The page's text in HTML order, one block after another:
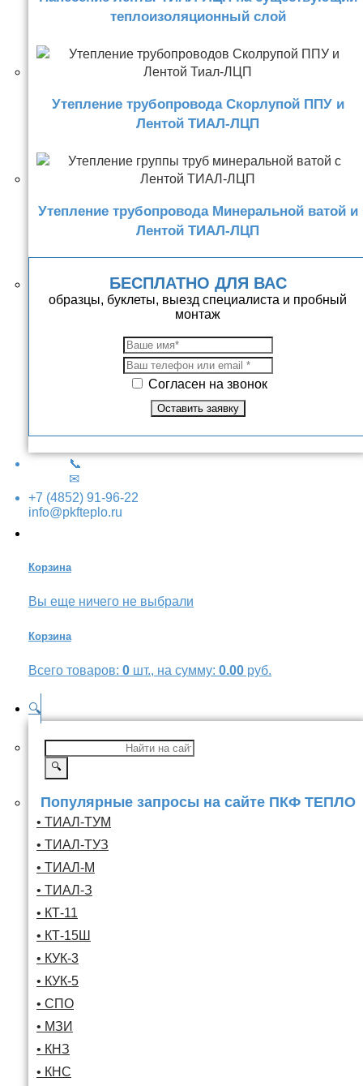
теплоизоляционный слой
Утепление трубопровода Скорлупой ППУ и
Лентой ТИАЛ-ЛЦП
Утепление трубопровода Минеральной ватой и
Лентой ТИАЛ-ЛЦП
БЕСПЛАТНО ДЛЯ ВАС
образцы, буклеты, выезд специалиста и пробный
монтаж
Согласен на звонок
📞
✉
+7 (4852) 91-96-22
info@pkfteplo.ru
Корзина
Вы еще ничего не выбрали
Корзина
Всего товаров: 0 шт., на сумму: 0.00 руб.
🔍
🔍
Популярные запросы на сайте ПКФ ТЕПЛО
• ТИАЛ-ТУМ
• ТИАЛ-ТУЗ
• ТИАЛ-М
• ТИАЛ-З
• КТ-11
• КТ-15Ш
• КУК-3
• КУК-5
• СПО
• МЗИ
• КНЗ
• КНС